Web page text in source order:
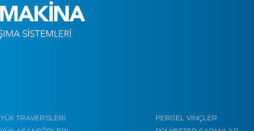
YÜK TRAVERSLERİ
PERGEL VİNÇLER